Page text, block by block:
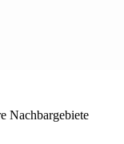
Nachbargebiete